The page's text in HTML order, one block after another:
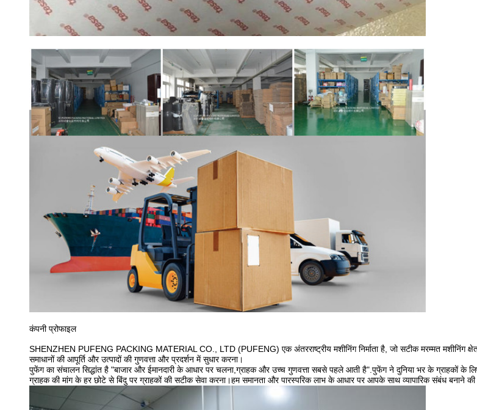
कंपनी प्रोफाइल
SHENZHEN PUFENG PACKING MATERIAL CO., LTD (PUFENG) एक अंतरराष्ट्रीय मशीनिंग निर्माता है, जो सटीक मरम्मत मशीनिंग
समाधानों की आपूर्ति और उत्पादों की गुणवत्ता और प्रदर्शन में सुधार करना।
पुफेंग का संचालन सिद्धांत है "बाजार और ईमानदारी के आधार पर चलना,ग्राहक और उच्च गुणवत्ता सबसे पहले आती है".पुफेंग ने दुनिया भर के ग्राहकों के
ग्राहक की मांग के हर छोटे से बिंदु पर ग्राहकों की सटीक सेवा करना।हम समानता और पारस्परिक लाभ के आधार पर आपके साथ व्यापारिक संबंध बनाने की